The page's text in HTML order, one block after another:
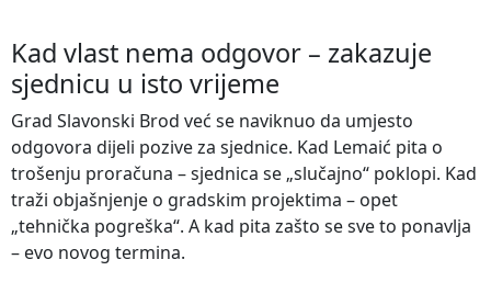
Kad vlast nema odgovor – zakazuje
sjednicu u isto vrijeme
Grad Slavonski Brod već se naviknuo da umjesto
odgovora dijeli pozive za sjednice. Kad Lemaić pita o
trošenju proračuna – sjednica se „slučajno“ poklopi. Kad
traži objašnjenje o gradskim projektima – opet
„tehnička pogreška“. A kad pita zašto se sve to ponavlja
– evo novog termina.